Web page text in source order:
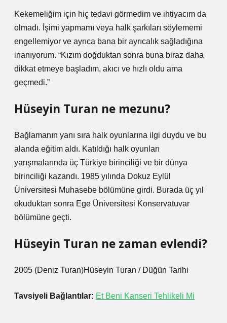
Kekemeliğim için hiç tedavi görmedim ve ihtiyacım da
olmadı. İşimi yapmamı veya halk şarkıları söylememi
engellemiyor ve ayrıca bana bir ayrıcalık sağladığına
inanıyorum. “Kızım doğduktan sonra buna biraz daha
dikkat etmeye başladım, akıcı ve hızlı oldu ama
geçmedi.”
Hüseyin Turan ne mezunu?
Bağlamanın yanı sıra halk oyunlarına ilgi duydu ve bu
alanda eğitim aldı. Katıldığı halk oyunları
yarışmalarında üç Türkiye birinciliği ve bir dünya
birinciliği kazandı. 1985 yılında Dokuz Eylül
Üniversitesi Muhasebe bölümüne girdi. Burada üç yıl
okuduktan sonra Ege Üniversitesi Konservatuvar
bölümüne geçti.
Hüseyin Turan ne zaman evlendi?
2005 (Deniz Turan)Hüseyin Turan / Düğün Tarihi
Tavsiyeli Bağlantılar: Et Beni Kanseri Tehlikeli Mi